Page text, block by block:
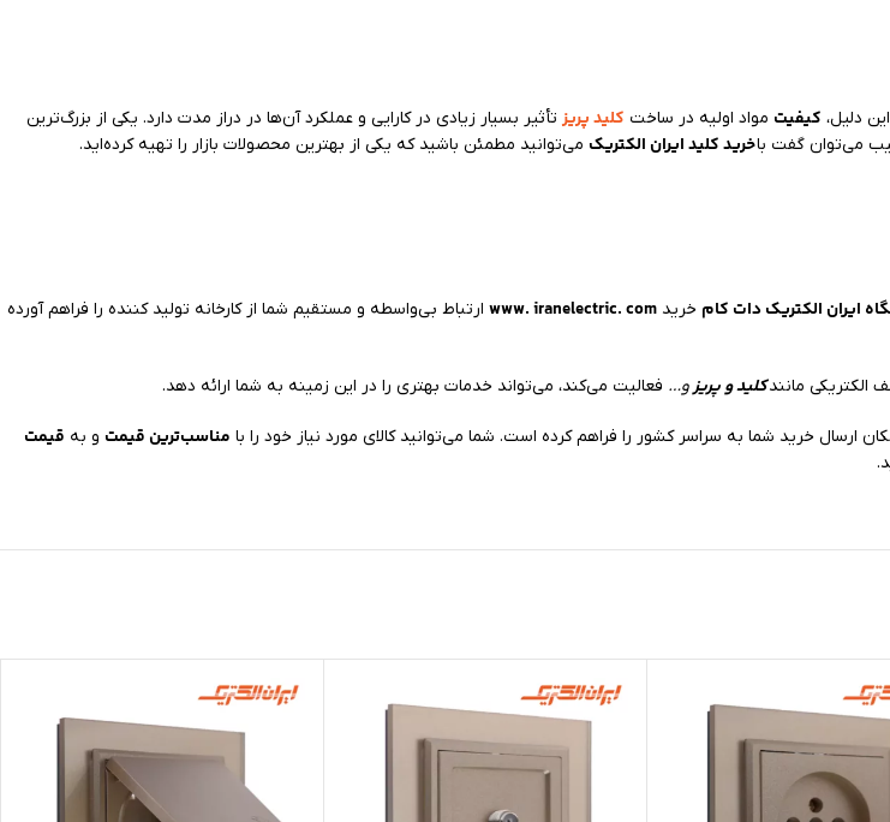
دلیل، کیفیت مواد اولیه در ساخت کلید پریز تأثیر بسیار زیادی در کارایی و عملکرد آن‌ها در دراز مدت دارد. یکی از بزرگ‌ترین
می‌توان گفت باخرید کلید ایران الکتریک می‌توانید مطمئن باشید که یکی از بهترین محصولات بازار را تهیه کرده‌اید.
ایران الکتریک دات کام خرید www. iranelectric. com ارتباط بی‌واسطه و مستقیم شما از کارخانه تولید کننده را فراهم آورده
مانندکلید و پریزو… فعالیت می‌کند، می‌تواند خدمات بهتری را در این زمینه به شما ارائه دهد.
مناسب‌ترین قیمت و به قیمت